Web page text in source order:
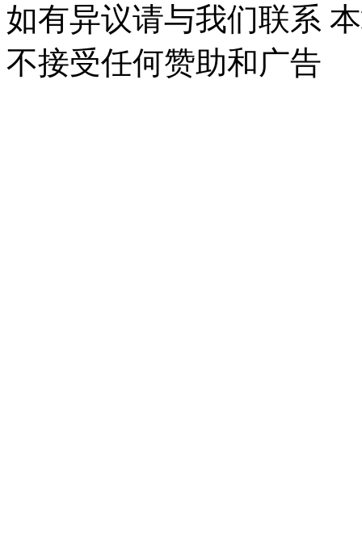
如有异议请与我们联系
不接受任何赞助和广告